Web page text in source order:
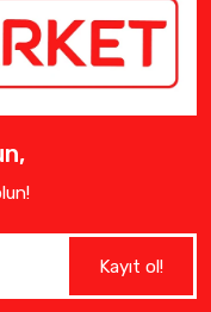
Kayıt ol!